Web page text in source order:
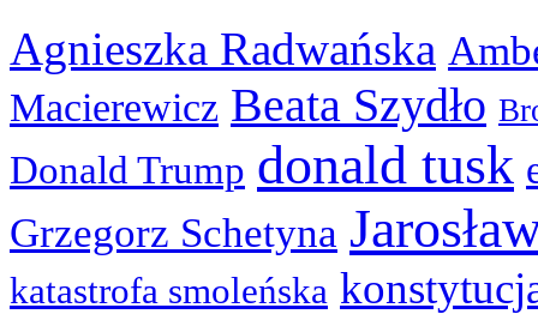
Agnieszka Radwańska
Macierewicz Beata Szydło
Donald Trump donald tusk
Grzegorz Schetyna
katastrofa smoleńska